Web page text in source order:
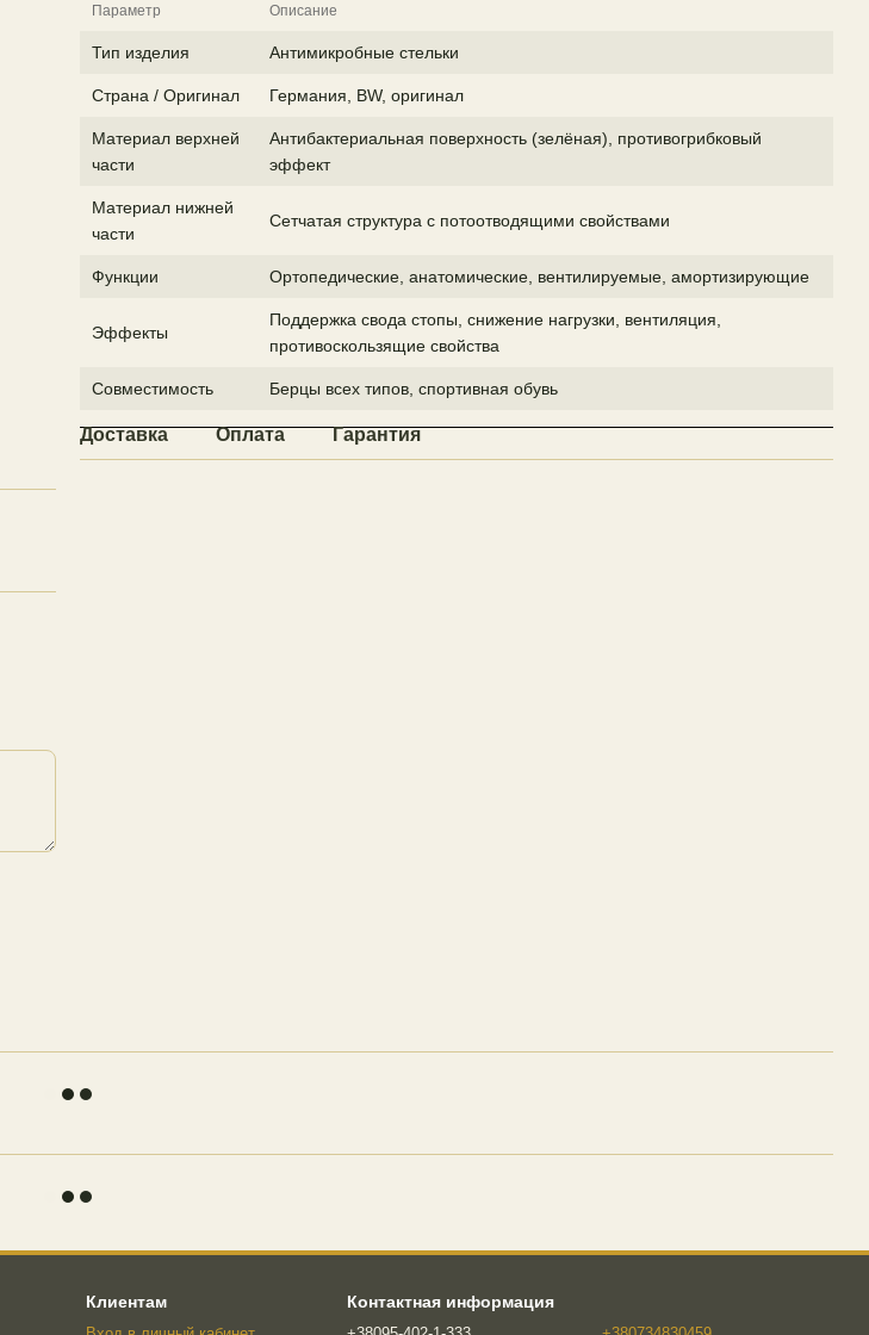
Параметр Описание
Тип изделия Антимикробные стельки
Страна / Оригинал Германия, BW, оригинал
Материал верхней
части
Антибактериальная поверхность (зелёная), противогрибковый
эффект
Материал нижней
части
Сетчатая структура с потоотводящими свойствами
Функции Ортопедические, анатомические, вентилируемые, амортизирующие
Эффекты
Поддержка свода стопы, снижение нагрузки, вентиляция,
противоскользящие свойства
Совместимость Берцы всех типов, спортивная обувь
Доставка Оплата Гарантия
Клиентам Контактная информация